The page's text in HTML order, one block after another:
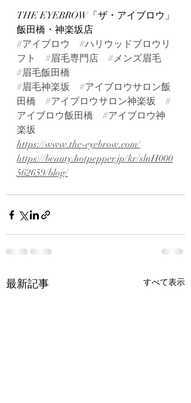
THE EYEBROW「ザ・アイブロウ」
飯田橋・神楽坂店
#アイブロウ
#ハリウッドブロウリ
フト
#眉毛専門店
#メンズ眉毛
#眉毛飯田橋
#眉毛神楽坂
#アイブロウサロン飯
田橋
#アイブロウサロン神楽坂
#
アイブロウ飯田橋
#アイブロウ神
楽坂
https://www.the-eyebrow.com/
https://beauty.hotpepper.jp/kr/slnH000
562659/blog/
最新記事 すべて表示